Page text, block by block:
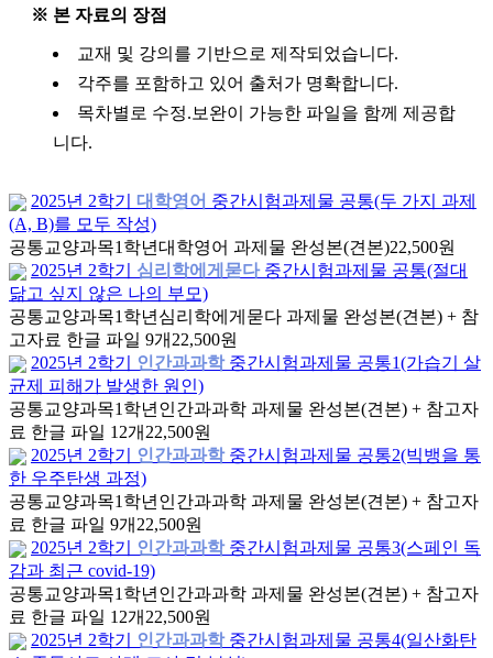
※ 본 자료의 장점
교재 및 강의를 기반으로 제작되었습니다.
각주를 포함하고 있어 출처가 명확합니다.
목차별로 수정.보완이 가능한 파일을 함께 제공합
니다.
2025년 2학기 대학영어 중간시험과제물 공통(두 가지 과제
(A, B)를 모두 작성)
공통교양과목1학년대학영어 과제물 완성본(견본)22,500원
2025년 2학기
심리학에게묻다 중간시험과제물 공통(절대
닮고 싶지 않은 나의 부모)
공통교양과목1학년 심리학에게묻다 과제물 완성본(견본) + 참
고자료 한글 파일 9개 22,500원
2025년 2학기
인간과과학 중간시험과제물 공통1(가습기 살
균제 피해가 발생한 원인)
공통교양과목1학년 인간과과학 과제물 완성본(견본) + 참고자
료 한글 파일 12개 22,500원
2025년 2학기
인간과과학 중간시험과제물 공통2(빅뱅을 통
한 우주탄생 과정)
공통교양과목1학년 인간과과학 과제물 완성본(견본) + 참고자
료 한글 파일 9개 22,500원
2025년 2학기
인간과과학 중간시험과제물 공통3(스페인 독
감과 최근 covid-19)
공통교양과목1학년 인간과과학 과제물 완성본(견본) + 참고자
료 한글 파일 12개 22,500원
2025년 2학기
인간과과학 중간시험과제물 공통4(일산화탄